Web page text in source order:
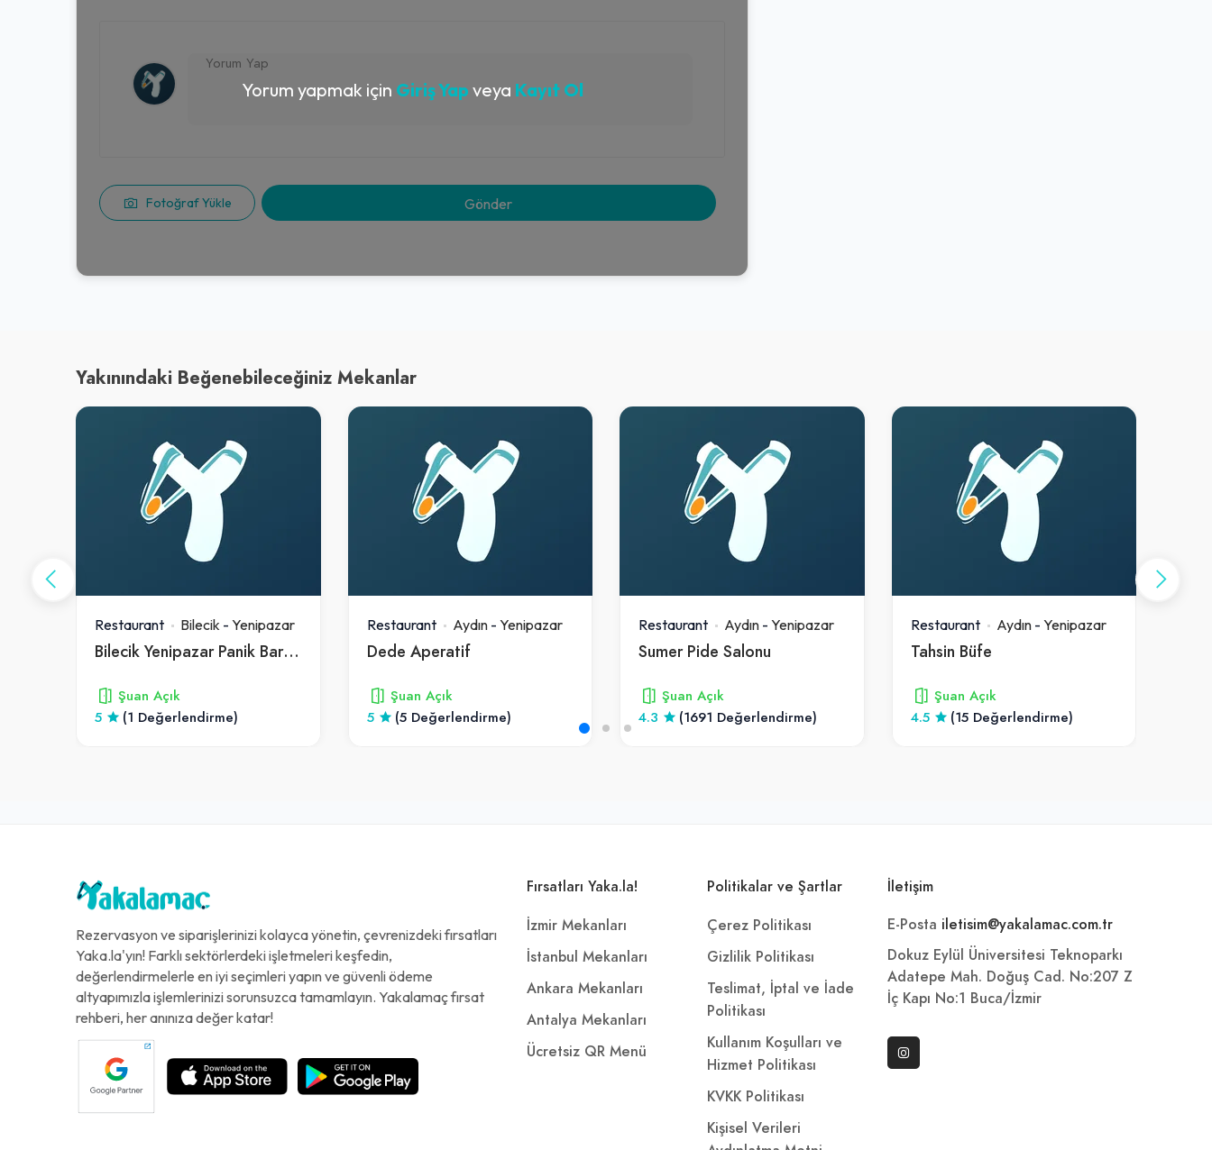
Fotoğraf Yükle
Yorum yapmak için Giriş Yap veya Kayıt Ol
Yakınındaki Beğenebileceğiniz Mekanlar
Restaurant Bilecik - Yenipazar
Bilecik Yenipazar Panik Bar Kapı Fiyatları
Şuan Açık
5
(1 Değerlendirme)
Restaurant Aydın- Yenipazar
Dede Aperatif
Şuan Açık
5
(5 Değerlendirme)
Restaurant Aydın - Yenipazar
Sumer Pide Salonu
Şuan Açık
4.3
(1691 Değerlendirme)
Restaurant Aydın- Yenipazar
Tahsin Büfe
Şuan Açık
4.5
(15 Değerlendirme)
Rezervasyon ve siparişlerinizi kolayca yönetin, çevrenizdeki fırsatları
Yaka.la'yın! Farklı sektörlerdeki işletmeleri keşfedin,
değerlendirmelerle en iyi seçimleri yapın ve güvenli ödeme
altyapımızla işlemlerinizi sorunsuzca tamamlayın. Yakalamaç fırsat
rehberi, her anınıza değer katar!
Fırsatları Yaka.la!
İzmir Mekanları
İstanbul Mekanları
Ankara Mekanları
Antalya Mekanları
Ücretsiz QR Menü
Politikalar ve Şartlar
Çerez Politikası
Gizlilik Politikası
Teslimat, İptal ve İade
Politikası
Kullanım Koşulları ve
Hizmet Politikası
KVKK Politikası
Kişisel Verileri
İletişim
E-Posta iletisim@yakalamac.com.tr
Dokuz Eylül Üniversitesi Teknoparkı
Adatepe Mah. Doğuş Cad. No:207 Z
İç Kapı No:1 Buca/İzmir